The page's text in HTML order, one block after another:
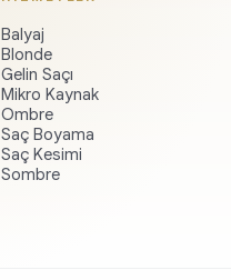
Balyaj
Blonde
Gelin Saçı
Mikro Kaynak
Ombre
Saç Boyama
Saç Kesimi
Sombre